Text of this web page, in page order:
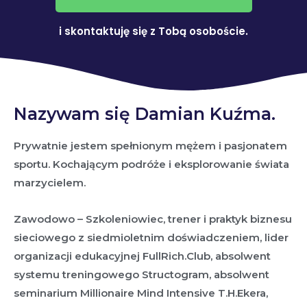
i skontaktuję się z Tobą osoboście.
Nazywam się Damian Kuźma.
Prywatnie jestem spełnionym mężem i pasjonatem
sportu. Kochającym podróże i eksplorowanie świata
marzycielem.
Zawodowo – Szkoleniowiec, trener i praktyk biznesu
sieciowego z siedmioletnim doświadczeniem, lider
organizacji edukacyjnej FullRich.Club, absolwent
systemu treningowego Structogram, absolwent
seminarium Millionaire Mind Intensive T.H.Ekera,